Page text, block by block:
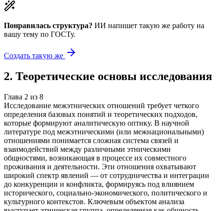
Понравилась структура? ИИ напишет такую же работу на
вашу тему по ГОСТу.
Создать такую же
2. Теоретические основы исследования
Глава 2 из 8
Исследование межэтнических отношений требует четкого
определения базовых понятий и теоретических подходов,
которые формируют аналитическую оптику. В научной
литературе под межэтническими (или межнациональными)
отношениями понимается сложная система связей и
взаимодействий между различными этническими
общностями, возникающая в процессе их совместного
проживания и деятельности. Эти отношения охватывают
широкий спектр явлений — от сотрудничества и интеграции
до конкуренции и конфликта, формируясь под влиянием
исторического, социально-экономического, политического и
культурного контекстов. Ключевым объектом анализа